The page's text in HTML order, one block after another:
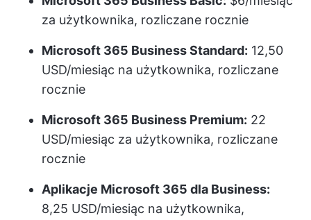
za użytkownika, rozliczane rocznie
Microsoft 365 Business Standard: 12,50
USD/miesiąc na użytkownika, rozliczane
rocznie
Microsoft 365 Business Premium: 22
USD/miesiąc za użytkownika, rozliczane
rocznie
Aplikacje Microsoft 365 dla Business:
8,25 USD/miesiąc na użytkownika,